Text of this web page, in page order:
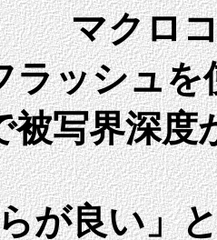
マクロ
ラッシュを
被写界深度
が良い」